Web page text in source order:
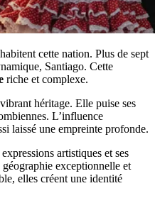
cette nation. Plus de sept
Santiago. Cette
riche et complexe.
héritage. Elle puise ses
L’influence
laissé une empreinte profonde.
artistiques et ses
exceptionnelle et
elles créent une identité